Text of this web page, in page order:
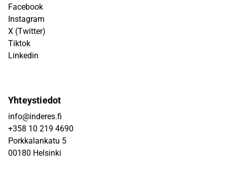
Facebook
Instagram
X (Twitter)
Tiktok
Linkedin
Yhteystiedot
info@inderes.fi
+358 10 219 4690
Porkkalankatu 5
00180 Helsinki